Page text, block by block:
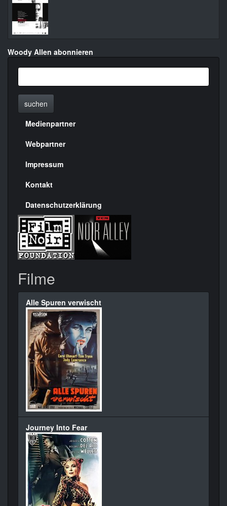
Woody Allen abonnieren
suchen
Menülinks
rechte
Seite
Medienpartner
Webpartner
Impressum
Kontakt
Datenschutzerklärung
Filme
Alle Spuren verwischt
Journey Into Fear